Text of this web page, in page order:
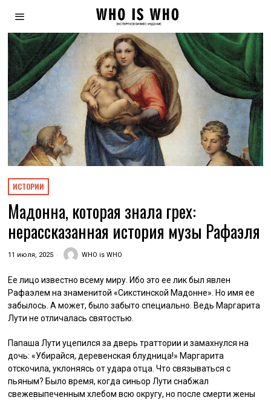
ИСТОРИИ
Мадонна, которая знала грех:
нерассказанная история музы Рафаэля
11 июля, 2025 WHO is WHO
Ее лицо известно всему миру. Ибо это ее лик был явлен
Рафаэлем на знаменитой «Сикстинской Мадонне». Но имя ее
забылось. А может, было забыто специально. Ведь Маргарита
Лути не отличалась святостью.
Папаша Лути уцепился за дверь траттории и замахнулся на
дочь: «Убирайся, деревенская блудница!» Маргарита
отскочила, уклоняясь от удара отца. Что связываться с
пьяным? Было время, когда синьор Лути снабжал
свежевыпеченным хлебом всю округу, но после смерти жены